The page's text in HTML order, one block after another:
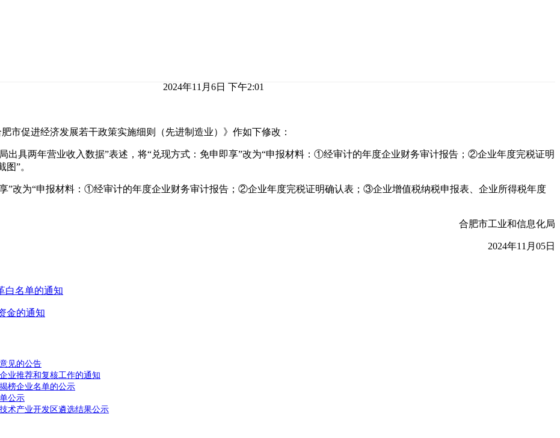
2024年11月6日 下午2:01
市促进经济发展若干政策实施细则（先进制造业）》作如下修改：
出具两年营业收入数据”表述，将“兑现方式：免申即享”改为“申报材料：①经审计的年度企业财务审计报告；②企业年度完税证明
”。
”改为“申报材料：①经审计的年度企业财务审计报告；②企业年度完税证明确认表；③企业增值税纳税申报表、企业所得税年度
合肥市工业和信息化局
2024年11月05日
白名单的通知
金的通知
见的公告
业推荐和复核工作的通知
榜企业名单的公示
公示
术产业开发区遴选结果公示